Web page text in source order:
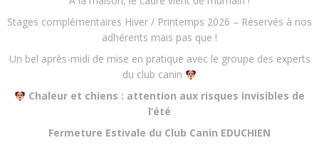
Stages complémentaires Hiver / Printemps 2026 – Réservés à nos
adhérents mais pas que !
Un bel après-midi de mise en pratique avec le groupe des experts
du club canin
Chaleur et chiens : attention aux risques invisibles de
l’été
Fermeture Estivale du Club Canin EDUCHIEN